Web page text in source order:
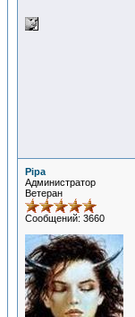
Pipa
Администратор
Ветеран
Сообщений: 3660